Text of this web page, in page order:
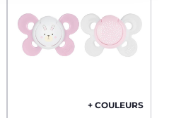
+ COULEURS